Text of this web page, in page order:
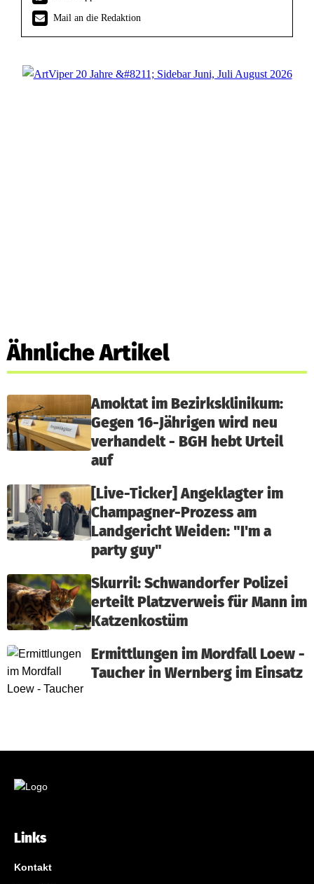
Mail an die Redaktion
Ähnliche Artikel
Amoktat im Bezirksklinikum:
Gegen 16-Jährigen wird neu
verhandelt - BGH hebt Urteil
auf
[Live-Ticker] Angeklagter im
Champagner-Prozess am
Landgericht Weiden: "I'm a
party guy"
Skurril: Schwandorfer Polizei
erteilt Platzverweis für Mann im
Katzenkostüm
Ermittlungen im Mordfall Loew -
Taucher in Wernberg im Einsatz
Links
Kontakt